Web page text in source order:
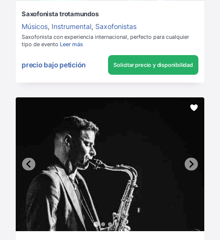
Saxofonista trotamundos
Músicos, Instrumental, Saxofonistas
Saxofonista con experiencia internacional, perfecto para cualquier
tipo de evento Leer más
precio bajo petición Solicitar precio y disponibilidad